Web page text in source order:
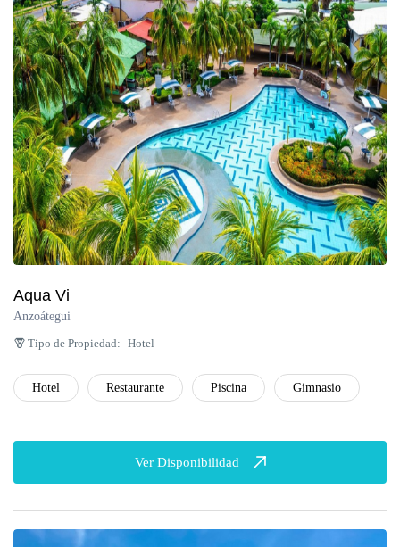
Aqua Vi
Anzoátegui
Tipo de Propiedad: Hotel
Hotel Restaurante Piscina Gimnasio
Ver Disponibilidad